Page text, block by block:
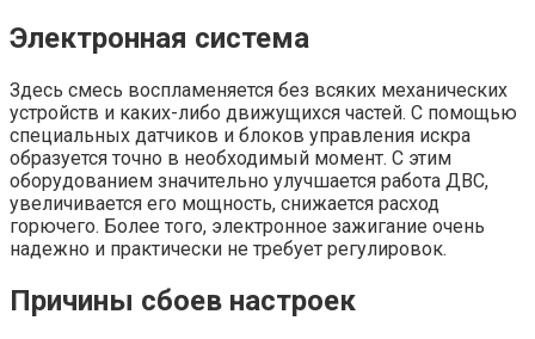
Электронная система
Здесь смесь воспламеняется без всяких механических
устройств и каких-либо движущихся частей. С помощью
специальных датчиков и блоков управления искра
образуется точно в необходимый момент. С этим
оборудованием значительно улучшается работа ДВС,
увеличивается его мощность, снижается расход
горючего. Более того, электронное зажигание очень
надежно и практически не требует регулировок.
Причины сбоев настроек